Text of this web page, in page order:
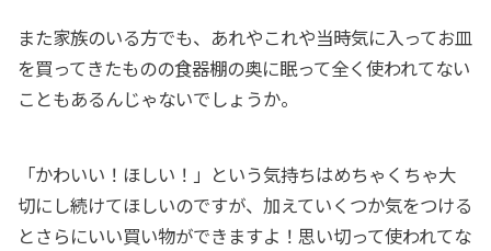
また家族のいる方でも、あれやこれや当時気に入ってお皿
を買ってきたものの食器棚の奥に眠って全く使われてない
こともあるんじゃないでしょうか。
「かわいい！ほしい！」という気持ちはめちゃくちゃ大
切にし続けてほしいのですが、加えていくつか気をつける
とさらにいい買い物ができますよ！思い切って使われてな